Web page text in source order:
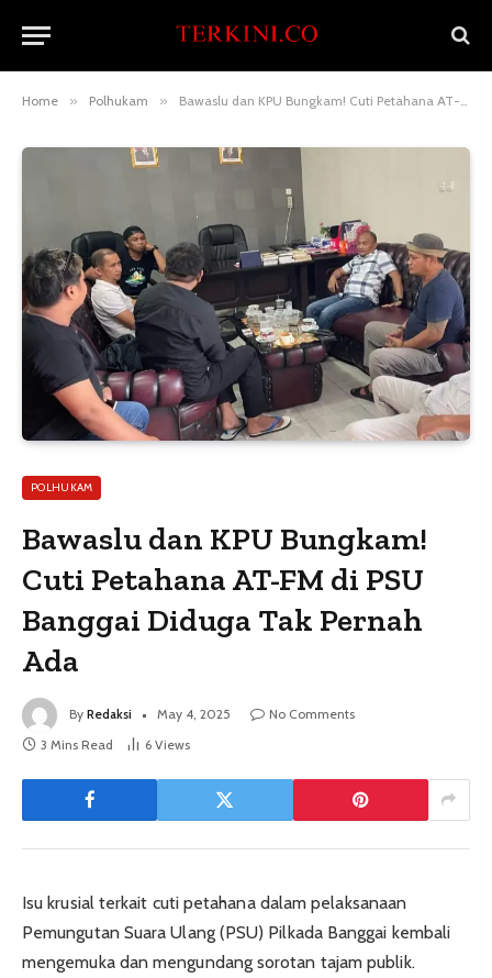
Home » Polhukam » Bawaslu dan KPU Bungkam! Cuti Petahana AT-FM di PSU Banggai Diduga Tak Pernah Ada
POLHUKAM
Bawaslu dan KPU Bungkam!
Cuti Petahana AT-FM di PSU
Banggai Diduga Tak Pernah
Ada
By Redaksi May 4, 2025
No Comments
3 Mins Read
6 Views
Isu krusial terkait cuti petahana dalam pelaksanaan
Pemungutan Suara Ulang (PSU) Pilkada Banggai kembali
mengemuka dan mengundang sorotan tajam publik.